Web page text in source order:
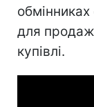
для
купівлі.